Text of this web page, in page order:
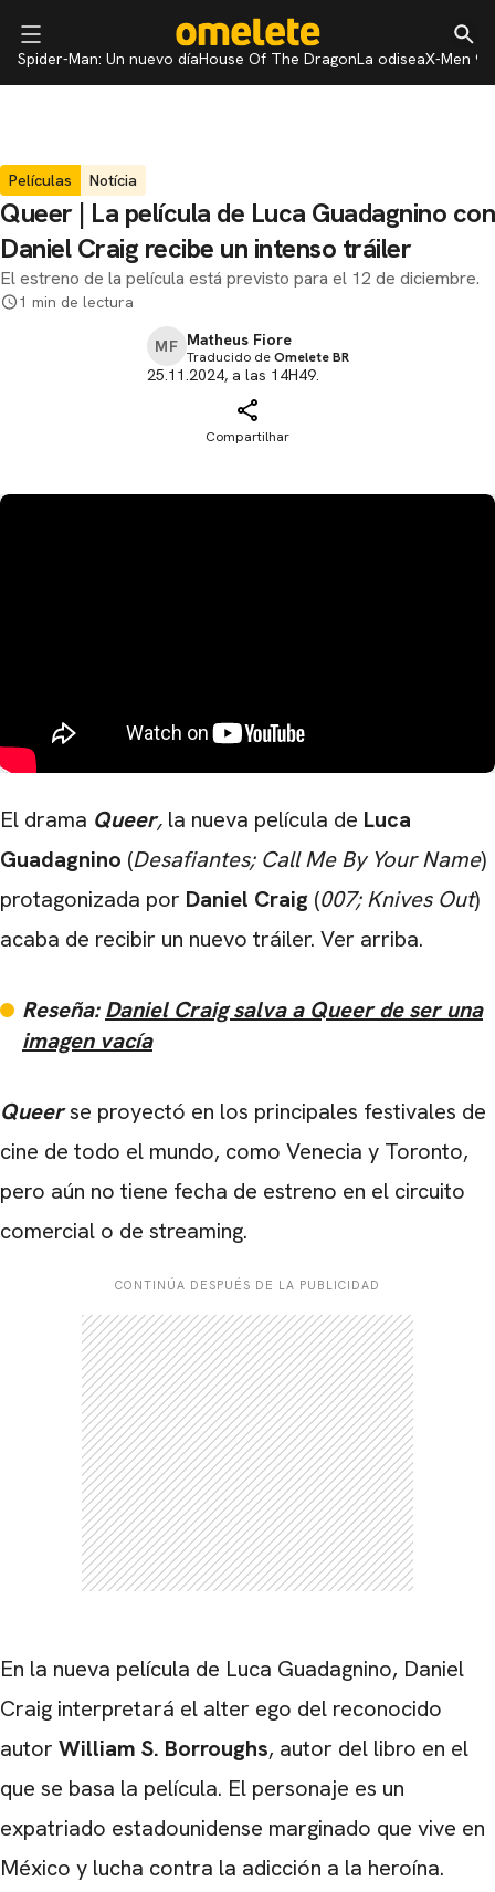
Spider-Man: Un nuevo díaHouse Of The DragonLa odiseaX-Men 97
Películas Notícia
Queer | La película de Luca Guadagnino con
Daniel Craig recibe un intenso tráiler
El estreno de la película está previsto para el 12 de diciembre.
1 min de lectura
MF Matheus Fiore
Traducido deOmelete BR
25.11.2024, a las 14H49.
Compartilhar
El drama Queer, la nueva película de Luca
Guadagnino (Desafiantes; Call Me By Your Name)
protagonizada por Daniel Craig (007; Knives Out)
acaba de recibir un nuevo tráiler. Ver arriba.
Reseña:Daniel Craig salva a Queer de ser una
imagen vacía
Queerse proyectó en los principales festivales de
cine de todo el mundo, como Venecia y Toronto,
pero aún no tiene fecha de estreno en el circuito
comercial o de streaming.
CONTINÚA DESPUÉS DE LA PUBLICIDAD
En la nueva película de Luca Guadagnino, Daniel
Craig interpretará el alter ego del reconocido
autor William S. Borroughs, autor del libro en el
que se basa la película. El personaje es un
expatriado estadounidense marginado que vive en
México y lucha contra la adicción a la heroína.